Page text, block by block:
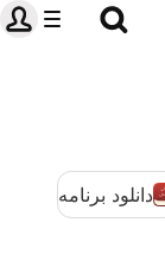
دانلود برنامه